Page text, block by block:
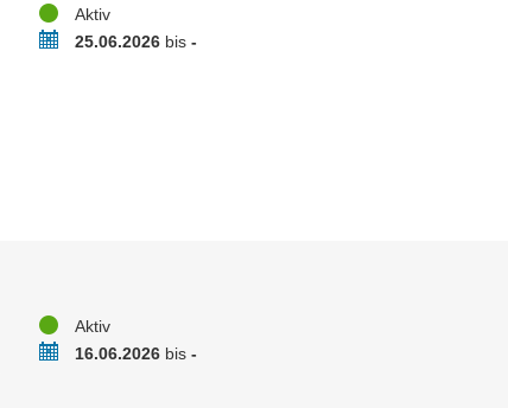
StatusAktiv
Zeitraum25.06.2026 bis-
StatusAktiv
Zeitraum16.06.2026 bis-